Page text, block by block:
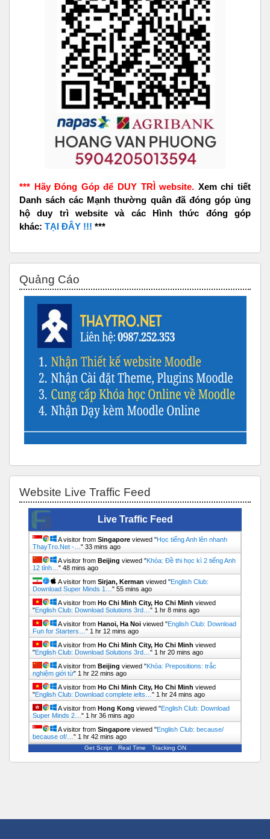
*** Hãy Đóng Góp để DUY TRÌ website. Xem chi tiết
Danh sách các Mạnh thường quân đã đóng góp ủng
hộ duy trì website và các Hình thức đóng góp
khác: TẠI ĐÂY !!! ***
Quảng Cáo
Website Live Traffic Feed
Live Traffic Feed
A visitor from Singapore viewed "Học tiếng Anh lên nhanh
ThayTro.Net -… " 33 mins ago
A visitor from Beijing viewed "Khóa: Đề thi học kì 2 tiếng Anh
12 tỉnh… " 48 mins ago
A visitor from Sirjan, Kerman viewed "English Club:
Download Super Minds 1… " 55 mins ago
A visitor from Ho Chi Minh City, Ho Chi Minh viewed
"English Club: Download Solutions 3rd… " 1 hr 8 mins ago
A visitor from Hanoi, Ha Noi viewed "English Club: Download
Fun for Starters… " 1 hr 12 mins ago
A visitor from Ho Chi Minh City, Ho Chi Minh viewed
"English Club: Download Solutions 3rd… " 1 hr 20 mins ago
A visitor from Beijing viewed "Khóa: Prepositions: trắc
nghiệm giới từ" 1 hr 22 mins ago
A visitor from Ho Chi Minh City, Ho Chi Minh viewed
"English Club: Download complete ielts… " 1 hr 24 mins ago
A visitor from Hong Kong viewed "English Club: Download
Super Minds 2… " 1 hr 36 mins ago
A visitor from Singapore viewed "English Club: because/
because of/… " 1 hr 42 mins ago
Get Script Real Time Tracking ON